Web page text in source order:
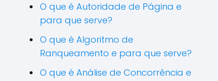
O que é Autoridade de Página e
para que serve?
O que é Algoritmo de
Ranqueamento e para que serve?
O que é Análise de Concorrência e